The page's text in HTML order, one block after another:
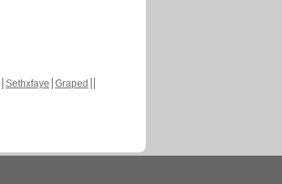
Sethxfaye Graped